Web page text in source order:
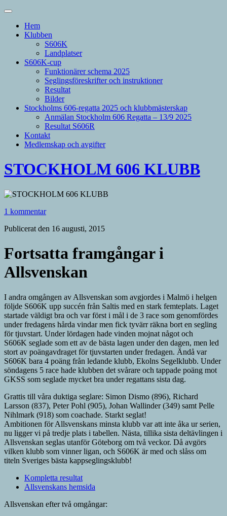
Hem
Klubben
S606K
Landplatser
S606K-cup
Funktionärer schema 2025
Seglingsföreskrifter och instruktioner
Resultat
Bilder
Stockholms 606-regatta 2025 och klubbmästerskap
Anmälan Stockholm 606 Regatta – 13/9 2025
Resultat S606R
Kontakt
Medlemskap och avgifter
STOCKHOLM 606 KLUBB
1 kommentar
Publicerat den 16 augusti, 2015
Fortsatta framgångar i
Allsvenskan
I andra omgången av Allsvenskan som avgjordes i Malmö i helgen
följde S606K upp succén från Saltis med en stark femteplats. Laget
startade väldigt bra och var först i mål i de 3 race som genomfördes
under fredagens hårda vindar men fick tyvärr räkna bort en segling
för tjuvstart. Under lördagen hade vinden mojnat något och
S606K seglade som ett av de bästa lagen under den dagen, men led
stort av poängavdraget för tjuvstarten under fredagen. Ändå var
S606K bara 4 poäng från ledande klubb, Ekolns Segelklubb. Under
söndagens 5 race hade klubben det svårare och tappade poäng mot
GKSS som seglade mycket bra under regattans sista dag.
Grattis till våra duktiga seglare: Simon Dismo (896), Richard
Larsson (837), Peter Pohl (905), Johan Wallinder (349) samt Pelle
Nihlmark (918) som coachade. Starkt seglat!
Ambitionen för Allsvenskans minsta klubb var att inte åka ur serien,
nu ligger vi på tredje plats i tabellen. Nästa, tillika sista deltävlingen i
Allsvenskan seglas utanför Göteborg om två veckor. Då avgörs
vilken klubb som vinner ligan, och S606K är med och slåss om
titeln Sveriges bästa kappseglingsklubb!
Kompletta resultat
Allsvenskans hemsida
Allsvenskan efter två omgångar: